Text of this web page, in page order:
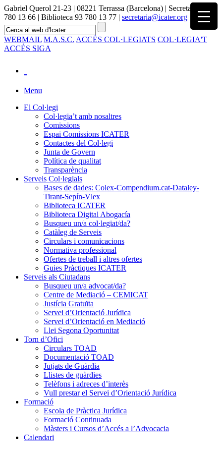
Gabriel Querol 21-23 | 08221 Terrassa (Barcelona) | Secretaria 93
780 13 66 | Biblioteca 93 780 13 77 | secretaria@icater.org
WEBMAIL M.A.S.C. ACCÉS COL·LEGIATS COL·LEGIA'T
ACCÉS SIGA
Menu
El Col·legi
Col·legia’t amb nosaltres
Comissions
Espai Comissions ICATER
Contactes del Col·legi
Junta de Govern
Política de qualitat
Transparència
Serveis Col·legials
Bases de dades: Colex-Compendium.cat-Dataley-
Tirant-Sepín-Vlex
Biblioteca ICATER
Biblioteca Digital Abogacía
Busqueu un/a col·legiat/da?
Catàleg de Serveis
Circulars i comunicacions
Normativa professional
Ofertes de treball i altres ofertes
Guies Pràctiques ICATER
Serveis als Ciutadans
Busqueu un/a advocat/da?
Centre de Mediació – CEMICAT
Justícia Gratuïta
Servei d’Orientació Jurídica
Servei d’Orientació en Mediació
Llei Segona Oportunitat
Torn d’Ofici
Circulars TOAD
Documentació TOAD
Jutjats de Guàrdia
Llistes de guàrdies
Telèfons i adreces d’interès
Vull prestar el Servei d’Orientació Jurídica
Formació
Escola de Pràctica Jurídica
Formació Continuada
Màsters i Cursos d’Accés a l’Advocacia
Calendari